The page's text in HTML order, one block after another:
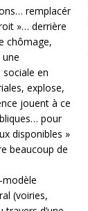
remplacér
»… derrière
chômage,
en
explose,
jouent à ce
pour
disponibles »
beaucoup de
modèle
(voiries,